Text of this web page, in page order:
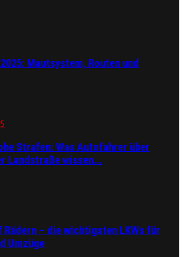
Mautsystem, Routen und
Strafen: Was Autofahrer über
Landstraße wissen...
Rädern – die wichtigsten LKWs für
Umzüge